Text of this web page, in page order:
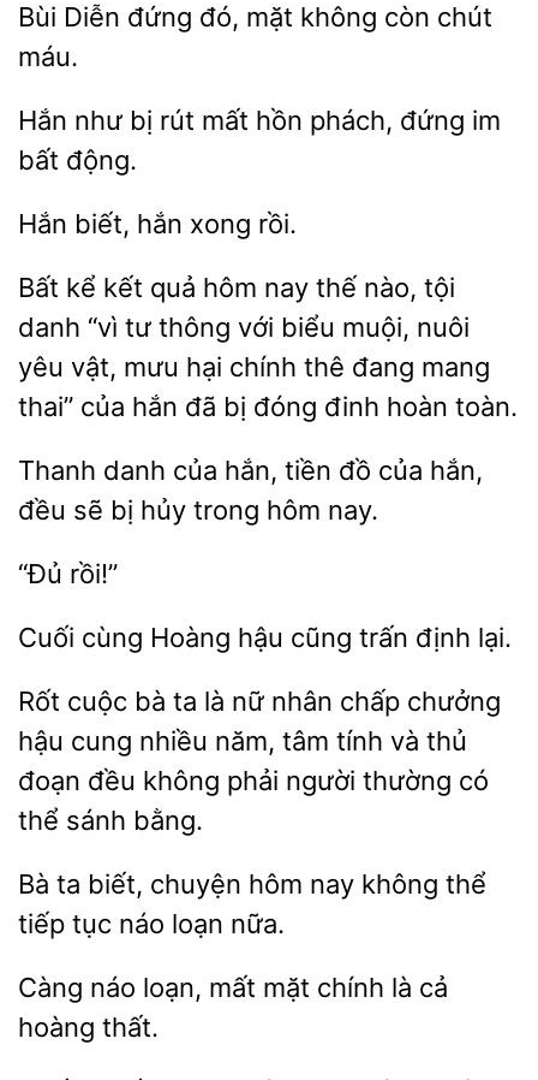
Bùi Diễn đứng đó, không còn
như rút mất hồn
đứng im
bất động.
Hắn hắn
Bất kể kết quả nay thế
tội
danh “vì tư thông với
muội, nuôi
yêu vật, mưu hại chính thê đang mang
thai” của hắn đã bị đóng đinh hoàn toàn.
Thanh danh của hắn, tiền
của hắn,
đều sẽ bị
trong hôm
Cuối Hoàng hậu định lại.
cuộc bà ta là nữ nhân chấp
cung nhiều năm, tâm tính và thủ
đoạn đều không phải người thường có
thể sánh bằng.
Bà
chuyện hôm nay không thể
tiếp tục
loạn nữa.
Càng náo mất mặt
là cả
thất.